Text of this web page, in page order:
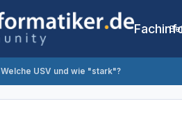
Welche USV und wie "stark"?